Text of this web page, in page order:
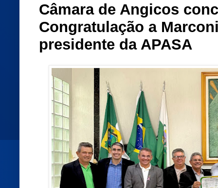
Câmara de Angicos
Congratulação a
presidente da APASA